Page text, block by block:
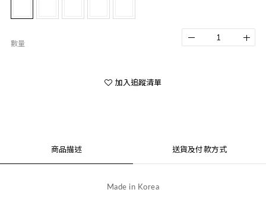
數量
加入追蹤清單
商品描述 送貨及付款方式
Made in Korea